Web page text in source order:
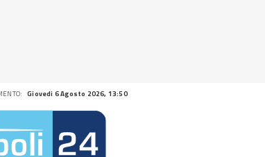
Giovedi 6 Agosto 2026, 13:50